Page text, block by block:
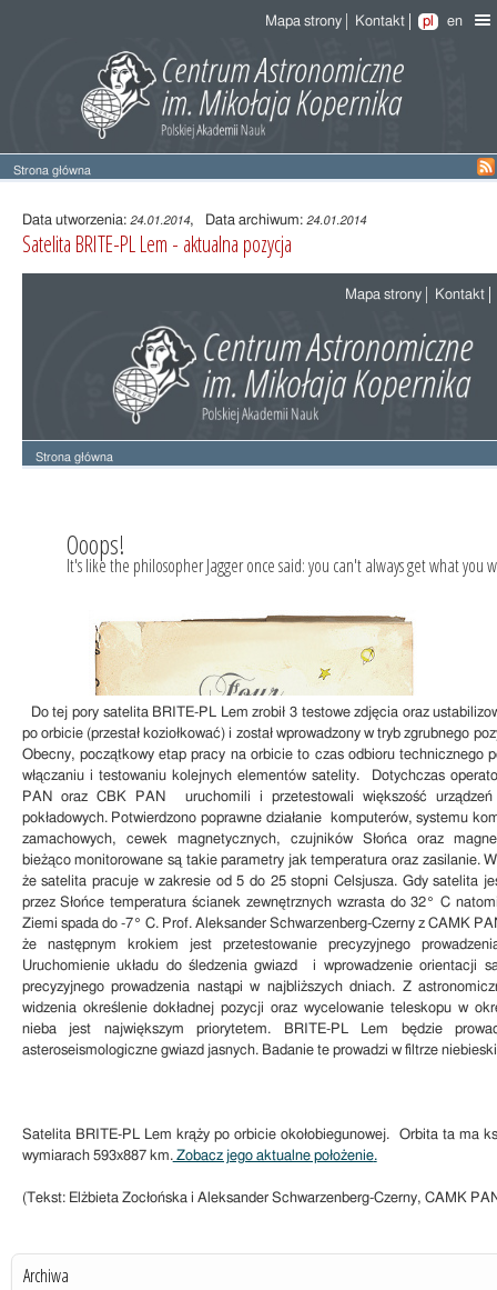
Mapa strony Kontakt pl en
Strona główna
Treść
wpisuData utworzenia: 24.01.2014, Data archiwum: 24.01.2014
Satelita BRITE-PL Lem - aktualna pozycja
Do tej pory satelita BRITE-PL Lem zrobił 3 testowe zdjęcia oraz
po orbicie (przestał koziołkować) i został wprowadzony w tryb zgrubnego
Obecny, początkowy etap pracy na orbicie to czas odbioru technicznego
włączaniu i testowaniu kolejnych elementów satelity. Dotychczas
PAN oraz CBK PAN uruchomili i przetestowali większość
pokładowych. Potwierdzono poprawne działanie komputerów, systemu
zamachowych, cewek magnetycznych, czujników Słońca oraz
bieżąco monitorowane są takie parametry jak temperatura oraz zasilanie.
że satelita pracuje w zakresie od 5 do 25 stopni Celsjusza. Gdy satelita
przez Słońce temperatura ścianek zewnętrznych wzrasta do 32° C
Ziemi spada do -7° C. Prof. Aleksander Schwarzenberg-Czerny z CAMK
że następnym krokiem jest przetestowanie precyzyjnego
Uruchomienie układu do śledzenia gwiazd i wprowadzenie orientacji
precyzyjnego prowadzenia nastąpi w najbliższych dniach. Z
widzenia określenie dokładnej pozycji oraz wycelowanie teleskopu w
nieba jest największym priorytetem. BRITE-PL Lem będzie
asteroseismologiczne gwiazd jasnych. Badanie te prowadzi w filtrze
Satelita BRITE-PL Lem krąży po orbicie okołobiegunowej.
Orbita ta ma
wymiarach 593x887 km.Zobacz jego aktualne położenie.
(Tekst: Elżbieta Zocłońska i Aleksander Schwarzenberg-Czerny, CAMK
Archiwa